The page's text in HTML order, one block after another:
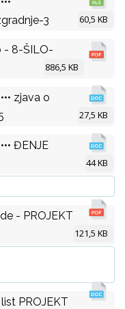
3
60,5 KB
- 8-ŠILO-
886,5 KB
zjava o
27,5 KB
ĐENJE
44 KB
- PROJEKT
121,5 KB
PROJEKT